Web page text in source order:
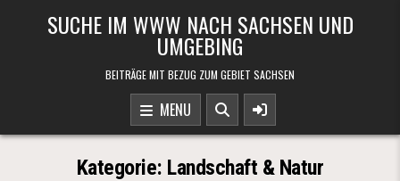
SUCHE IM WWW NACH SACHSEN UND
UMGEBING
BEITRÄGE MIT BEZUG ZUM GEBIET SACHSEN
MENU
Kategorie: Landschaft & Natur